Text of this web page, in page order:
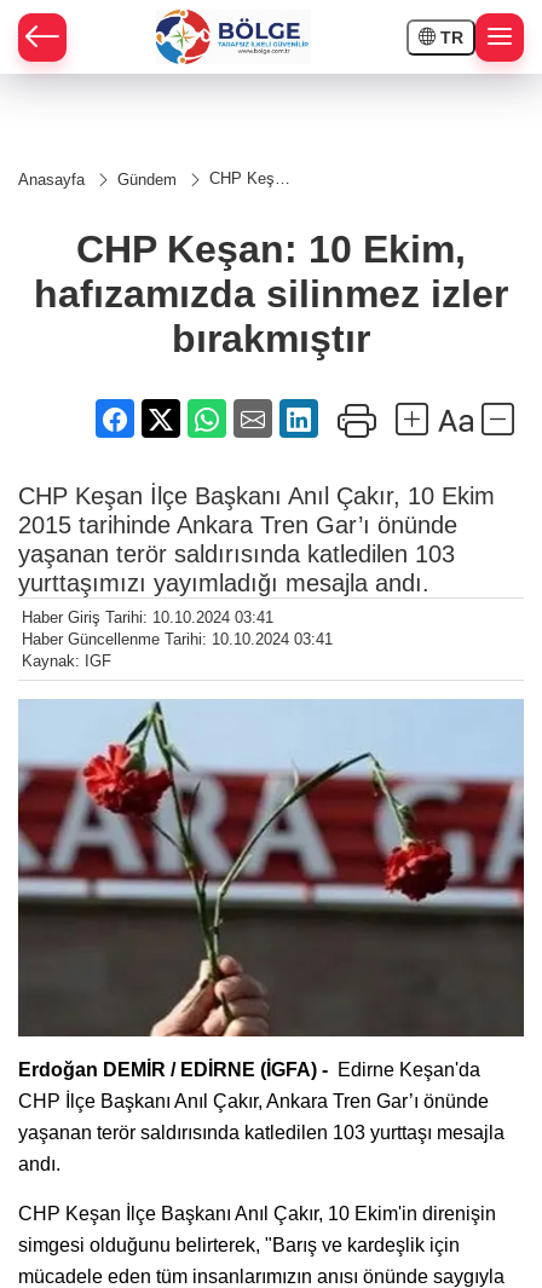
TR
Anasayfa Gündem
CHP Keşan:
izler
bırakmıştır
CHP Keşan: 10 Ekim,
hafızamızda silinmez izler
bırakmıştır
CHP Keşan İlçe Başkanı Anıl Çakır, 10 Ekim
2015 tarihinde Ankara Tren Gar’ı önünde
yaşanan terör saldırısında katledilen 103
yurttaşımızı yayımladığı mesajla andı.
Haber Giriş Tarihi: 10.10.2024 03:41
Haber Güncellenme Tarihi: 10.10.2024 03:41
Kaynak: IGF
Erdoğan DEMİR / EDİRNE (İGFA) - Edirne Keşan'da
CHP İlçe Başkanı Anıl Çakır, Ankara Tren Gar’ı önünde
yaşanan terör saldırısında katledilen 103 yurttaşı mesajla
andı.
CHP Keşan İlçe Başkanı Anıl Çakır, 10 Ekim'in direnişin
simgesi olduğunu belirterek, "Barış ve kardeşlik için
mücadele eden tüm insanlarımızın anısı önünde saygıyla